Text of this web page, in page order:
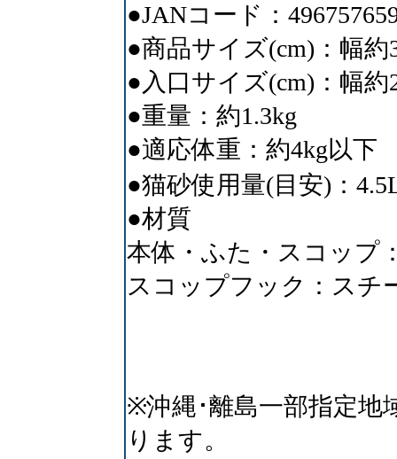
●JANコード：
●商品サイズ(cm)：幅
●入口サイズ(cm)：幅約
●重量：約1.3kg
●適応体重：約4kg以下
●猫砂使用量(目安)：
●材質
本体・ふた・スコップ
スコップフック：スチ
※沖縄･離島一部指定地
ります。